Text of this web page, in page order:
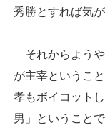
秀勝とすれば気
それからようや
が主宰というこ
孝もボイコット
男」ということ